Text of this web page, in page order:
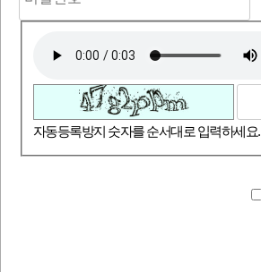
자동등록방지 숫자를 순서대로 입력하세요.